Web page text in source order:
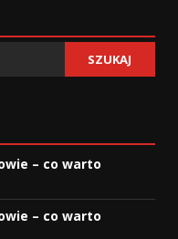
SZUKAJ
– co warto
– co warto